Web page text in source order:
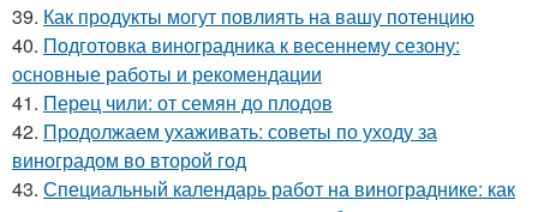
39. Как продукты могут повлиять на вашу потенцию
40. Подготовка виноградника к весеннему сезону:
основные работы и рекомендации
41. Перец чили: от семян до плодов
42. Продолжаем ухаживать: советы по уходу за
виноградом во второй год
43. Специальный календарь работ на винограднике: как